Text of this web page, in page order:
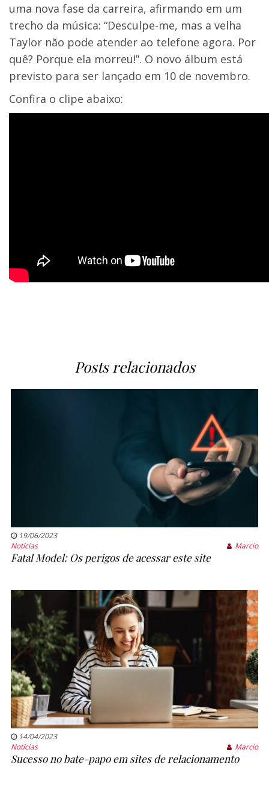
uma nova fase da carreira, afirmando em um
trecho da música: “Desculpe-me, mas a velha
Taylor não pode atender ao telefone agora. Por
quê? Porque ela morreu!”. O novo álbum está
previsto para ser lançado em 10 de novembro.
Confira o clipe abaixo:
Posts relacionados
19/06/2023
Notícias
Marcio
Fatal Model: Os perigos de acessar este site
14/04/2023
Notícias
Marcio
Sucesso no bate-papo em sites de relacionamento